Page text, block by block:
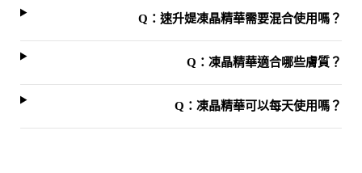
Q：速升媞凍晶精華需要混合使用嗎？
Q：凍晶精華適合哪些膚質？
Q：凍晶精華可以每天使用嗎？